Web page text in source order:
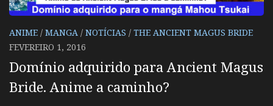
ANIME / MANGA / NOTÍCIAS / THE ANCIENT MAGUS BRIDE
FEVEREIRO 1, 2016
Domínio adquirido para Ancient Magus
Bride. Anime a caminho?